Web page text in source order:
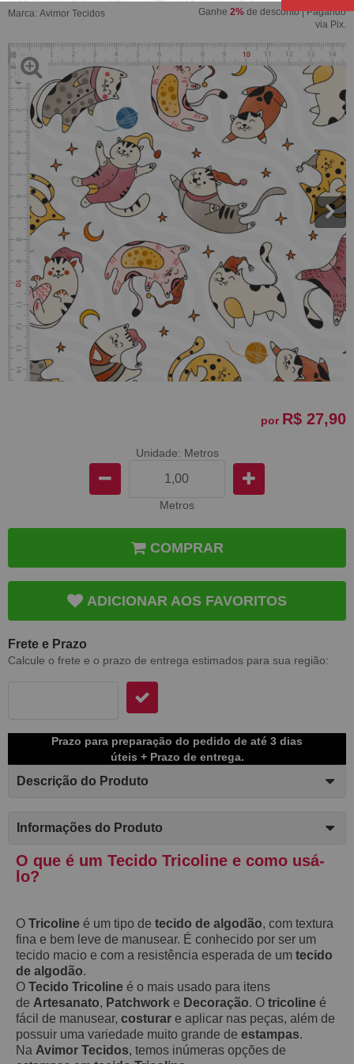
Marca: Avimor Tecidos
Ganhe 2% de desconto | Pagando
via Pix.
por R$ 27,90
Unidade: Metros
Metros
COMPRAR
ADICIONAR AOS FAVORITOS
Frete e Prazo
Calcule o frete e o prazo de entrega estimados para sua região:
Prazo para preparação do pedido de até 3 dias
úteis + Prazo de entrega.
Descrição do Produto
Informações do Produto
O que é um Tecido Tricoline e como usá-
lo?
O Tricoline é um tipo de tecido de algodão, com textura
fina e bem leve de manusear. É conhecido por ser um
tecido macio e com a resistência esperada de um tecido
de algodão.
O Tecido Tricoline é o mais usado para itens
de Artesanato, Patchwork e Decoração. O tricoline é
fácil de manusear, costurar e aplicar nas peças, além de
possuir uma variedade muito grande de estampas.
Na Avimor Tecidos, temos inúmeras opções de